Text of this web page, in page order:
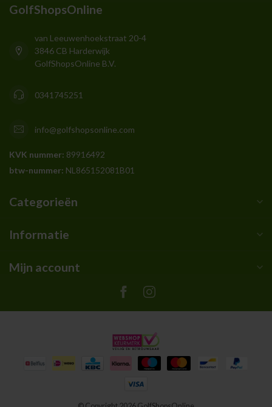
GolfShopsOnline
van Leeuwenhoekstraat 20-4
3846 CB Harderwijk
GolfShopsOnline B.V.
0341745251
info@golfshopsonline.com
KVK nummer: 89916492
btw-nummer: NL865152081B01
Categorieën
Informatie
Mijn account